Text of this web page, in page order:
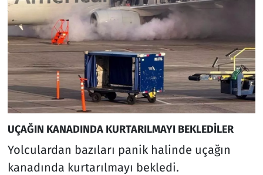
UÇAĞIN KANADINDA KURTARILMAYI BEKLEDİLER
Yolculardan bazıları panik halinde uçağın
kanadında kurtarılmayı bekledi.